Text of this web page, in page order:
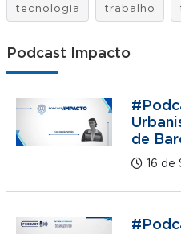
tecnologia trabalho
Podcast Impacto
de
16